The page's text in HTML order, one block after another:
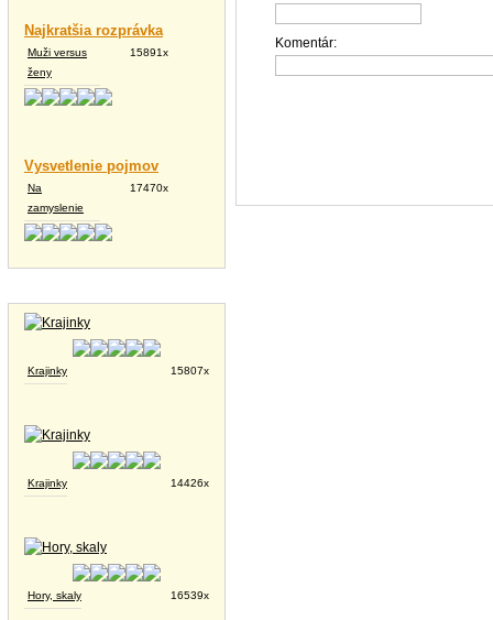
Najkratšia rozprávka
Muži versus
ženy
15891x
Vysvetlenie pojmov
Na
zamyslenie
17470x
Krajinky 15807x
Krajinky 14426x
Hory, skaly 16539x
Komentár: